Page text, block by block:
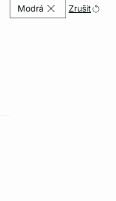
Modrá Currently Refined
Zrušit